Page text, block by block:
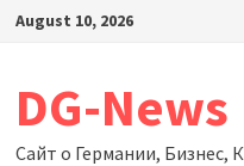
Zum
August 10, 2026
DG-News
Сайт о Германии,